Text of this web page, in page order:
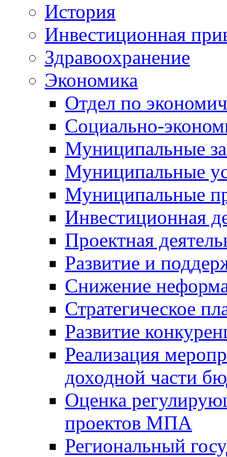
История
Инвестиционная
Здравоохранение
Экономика
Отдел по
Социально-
Муниципальные
Муниципальные
Муниципальные
Инвестиционная
Проектная
Развитие и
Снижение
Стратегическое
Развитие
Реализация
доходной части
Оценка
проектов МПА
Региональный